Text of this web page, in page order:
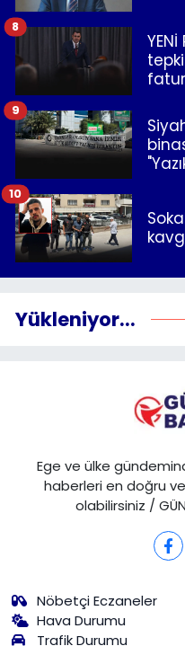
8
9
10
Yükleniyor...
Ege ve ülke
haberleri en doğru
olabilirsiniz /
Nöbetçi Eczaneler
Hava Durumu
Trafik Durumu